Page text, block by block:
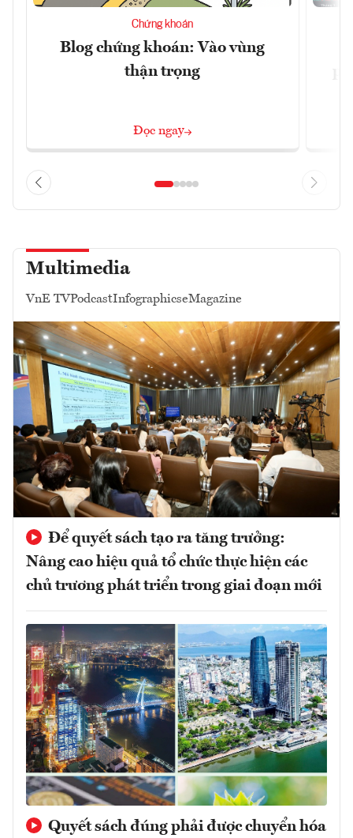
Chứng khoán
Blog chứng khoán: Vào vùng
thận trọng
Đọc ngay
Multimedia
VnE TVPodcastInfographicseMagazine
Để quyết sách tạo ra tăng trưởng:
Nâng cao hiệu quả tổ chức thực hiện các
chủ trương phát triển trong giai đoạn mới
Quyết sách đúng phải được chuyển hóa